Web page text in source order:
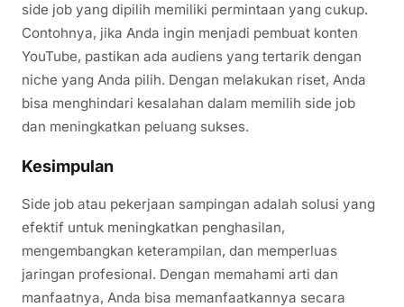
side job yang dipilih memiliki permintaan yang cukup.
Contohnya, jika Anda ingin menjadi pembuat konten
YouTube, pastikan ada audiens yang tertarik dengan
niche yang Anda pilih. Dengan melakukan riset, Anda
bisa menghindari kesalahan dalam memilih side job
dan meningkatkan peluang sukses.
Kesimpulan
Side job atau pekerjaan sampingan adalah solusi yang
efektif untuk meningkatkan penghasilan,
mengembangkan keterampilan, dan memperluas
jaringan profesional. Dengan memahami arti dan
manfaatnya, Anda bisa memanfaatkannya secara